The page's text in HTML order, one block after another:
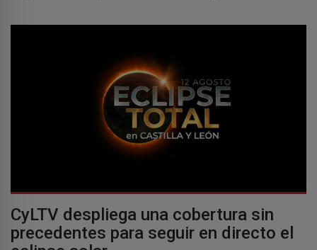
CyLTV despliega una cobertura sin
precedentes para seguir en directo el